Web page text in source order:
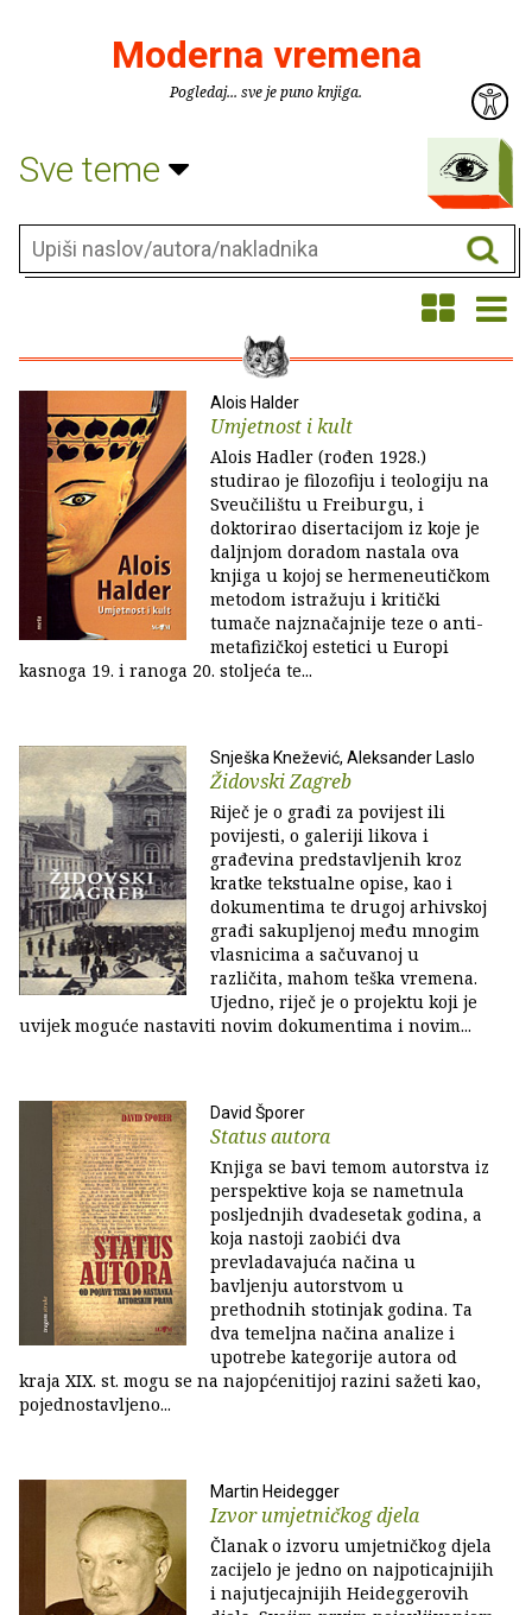
Moderna vremena
Pogledaj... sve je puno knjiga.
Sve teme
Alois Halder
Umjetnost i kult
Alois Hadler (rođen 1928.)
studirao je filozofiju i teologiju na
Sveučilištu u Freiburgu, i
doktorirao disertacijom iz koje je
daljnjom doradom nastala ova
knjiga u kojoj se hermeneutičkom
metodom istražuju i kritički
tumače najznačajnije teze o anti-
metafizičkoj estetici u Europi
kasnoga 19. i ranoga 20. stoljeća te...
Snješka Knežević, Aleksander Laslo
Židovski Zagreb
Riječ je o građi za povijest ili
povijesti, o galeriji likova i
građevina predstavljenih kroz
kratke tekstualne opise, kao i
dokumentima te drugoj arhivskoj
građi sakupljenoj među mnogim
vlasnicima a sačuvanoj u
različita, mahom teška vremena.
Ujedno, riječ je o projektu koji je
uvijek moguće nastaviti novim dokumentima i novim...
David Šporer
Status autora
Knjiga se bavi temom autorstva iz
perspektive koja se nametnula
posljednjih dvadesetak godina, a
koja nastoji zaobići dva
prevladavajuća načina u
bavljenju autorstvom u
prethodnih stotinjak godina. Ta
dva temeljna načina analize i
upotrebe kategorije autora od
kraja XIX. st. mogu se na najopćenitijoj razini sažeti kao,
pojednostavljeno...
Martin Heidegger
Izvor umjetničkog djela
Članak o izvoru umjetničkog djela
zacijelo je jedno on najpoticajnijih
i najutjecajnijih Heideggerovih